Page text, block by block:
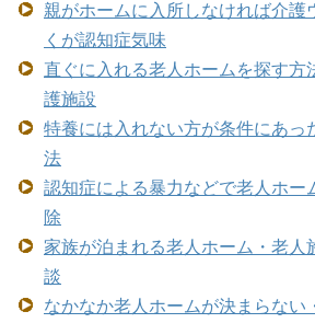
親がホームに入所しなければ介
くが認知症気味
直ぐに入れる老人ホームを探す方
護施設
特養には入れない方が条件にあっ
法
認知症による暴力などで老人ホー
除
家族が泊まれる老人ホーム・老
談
なかなか老人ホームが決まらない